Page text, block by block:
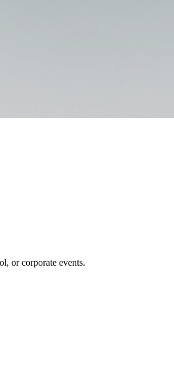
or corporate events.